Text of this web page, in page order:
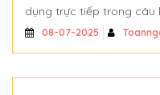
dụng trực tiếp trong câu
08-07-2025